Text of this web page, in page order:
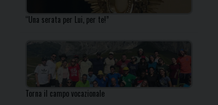
“Una serata per Lui, per te!”
Torna il campo vocazionale